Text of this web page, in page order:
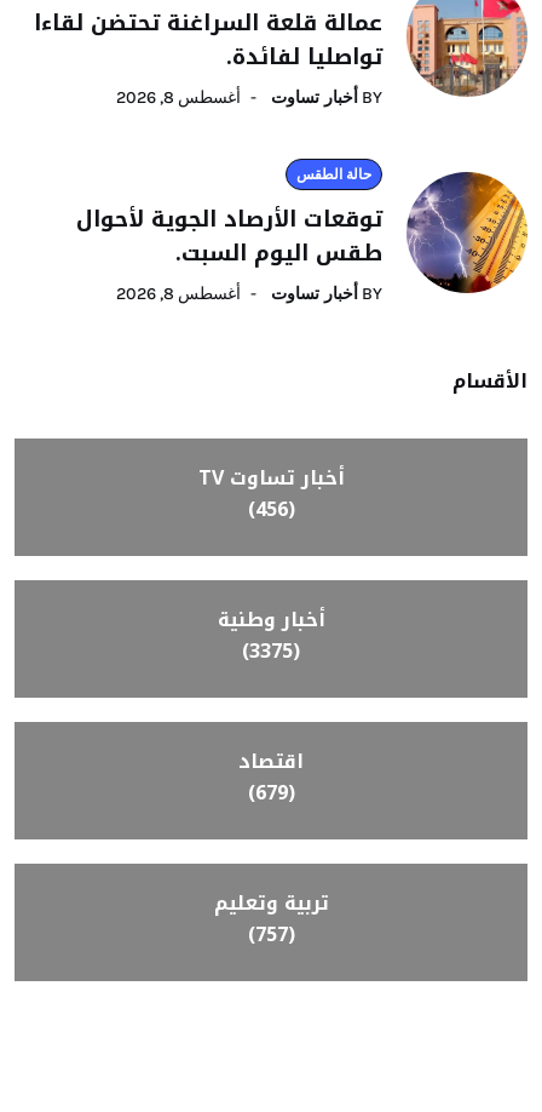
عمالة قلعة السراغنة تحتضن لقاءا
تواصليا لفائدة.
BY أخبار تساوت أغسطس 8, 2026
حالة الطقس
توقعات الأرصاد الجوية لأحوال
طقس اليوم السبت.
BY أخبار تساوت أغسطس 8, 2026
الأقسام
أخبار تساوت TV
(456)
أخبار وطنية
(3375)
اقتصاد
(679)
تربية وتعليم
(757)